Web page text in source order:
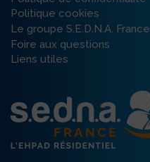
Politique cookies
Le groupe S.E.D.N.A. France
Foire aux questions
Liens utiles